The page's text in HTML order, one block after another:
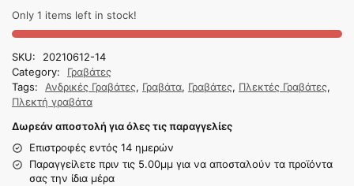
Only 1 items left in stock!
SKU:
20210612-14
Category:
Γραβάτες
Tags:
Ανδρικές Γραβάτες, Γραβάτα, Γραβάτες, Πλεκτές Γραβάτες,
Πλεκτή γραβάτα
Δωρεάν αποστολή για όλες τις παραγγελίες
Επιστροφές εντός 14 ημερών
Παραγγείλετε πριν τις 5.00μμ για να αποσταλούν τα προϊόντα
σας την ίδια μέρα